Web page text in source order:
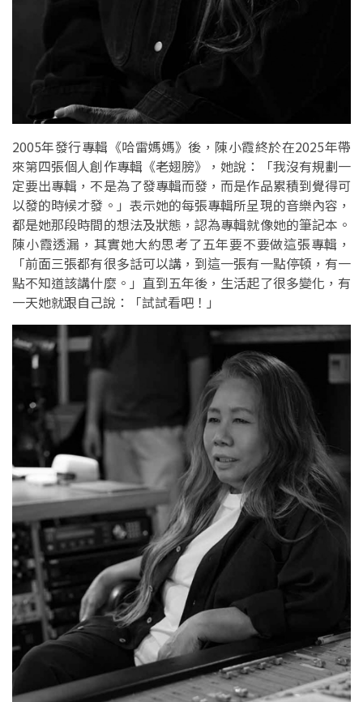
2005年發行專輯《哈雷媽媽》後，陳小霞終於在2025年帶
來第四張個人創作專輯《老翅膀》，她說：「我沒有規劃一
定要出專輯，不是為了發專輯而發，而是作品累積到覺得可
以發的時候才發。」表示她的每張專輯所呈現的音樂內容，
都是她那段時間的想法及狀態，認為專輯就像她的筆記本。
陳小霞透漏，其實她大約思考了五年要不要做這張專輯，
「前面三張都有很多話可以講，到這一張有一點停頓，有一
點不知道該講什麼。」直到五年後，生活起了很多變化，有
一天她就跟自己說：「試試看吧！」